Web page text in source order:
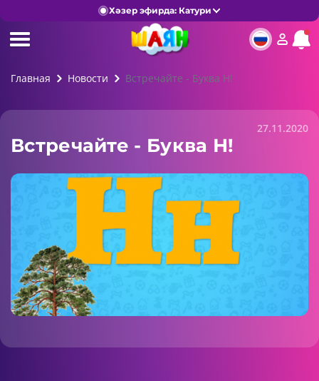
Хәзер эфирда: Катури
Главная Новости Встречайте - Буква Н!
27.11.2020
Встречайте - Буква Н!